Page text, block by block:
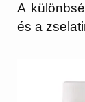
A
és a